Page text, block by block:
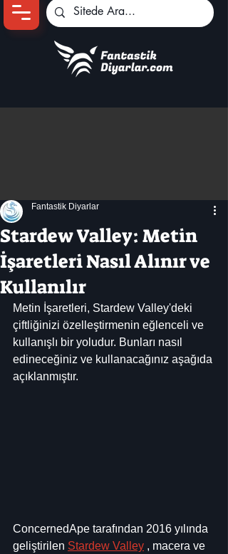
Black Desert
Dizi-Film Haberleri
Stardew Valley: Metin
İşaretleri Nasıl Alınır ve
Kullanılır
Fantastik Diyarlar
Metin İşaretleri, Stardew Valley'deki
çiftliğinizi özelleştirmenin eğlenceli ve
kullanışlı bir yoludur. Bunları nasıl
edineceğiniz ve kullanacağınız aşağıda
açıklanmıştır.
ConcernedApe tarafından 2016 yılında
geliştirilen Stardew Valley , macera ve